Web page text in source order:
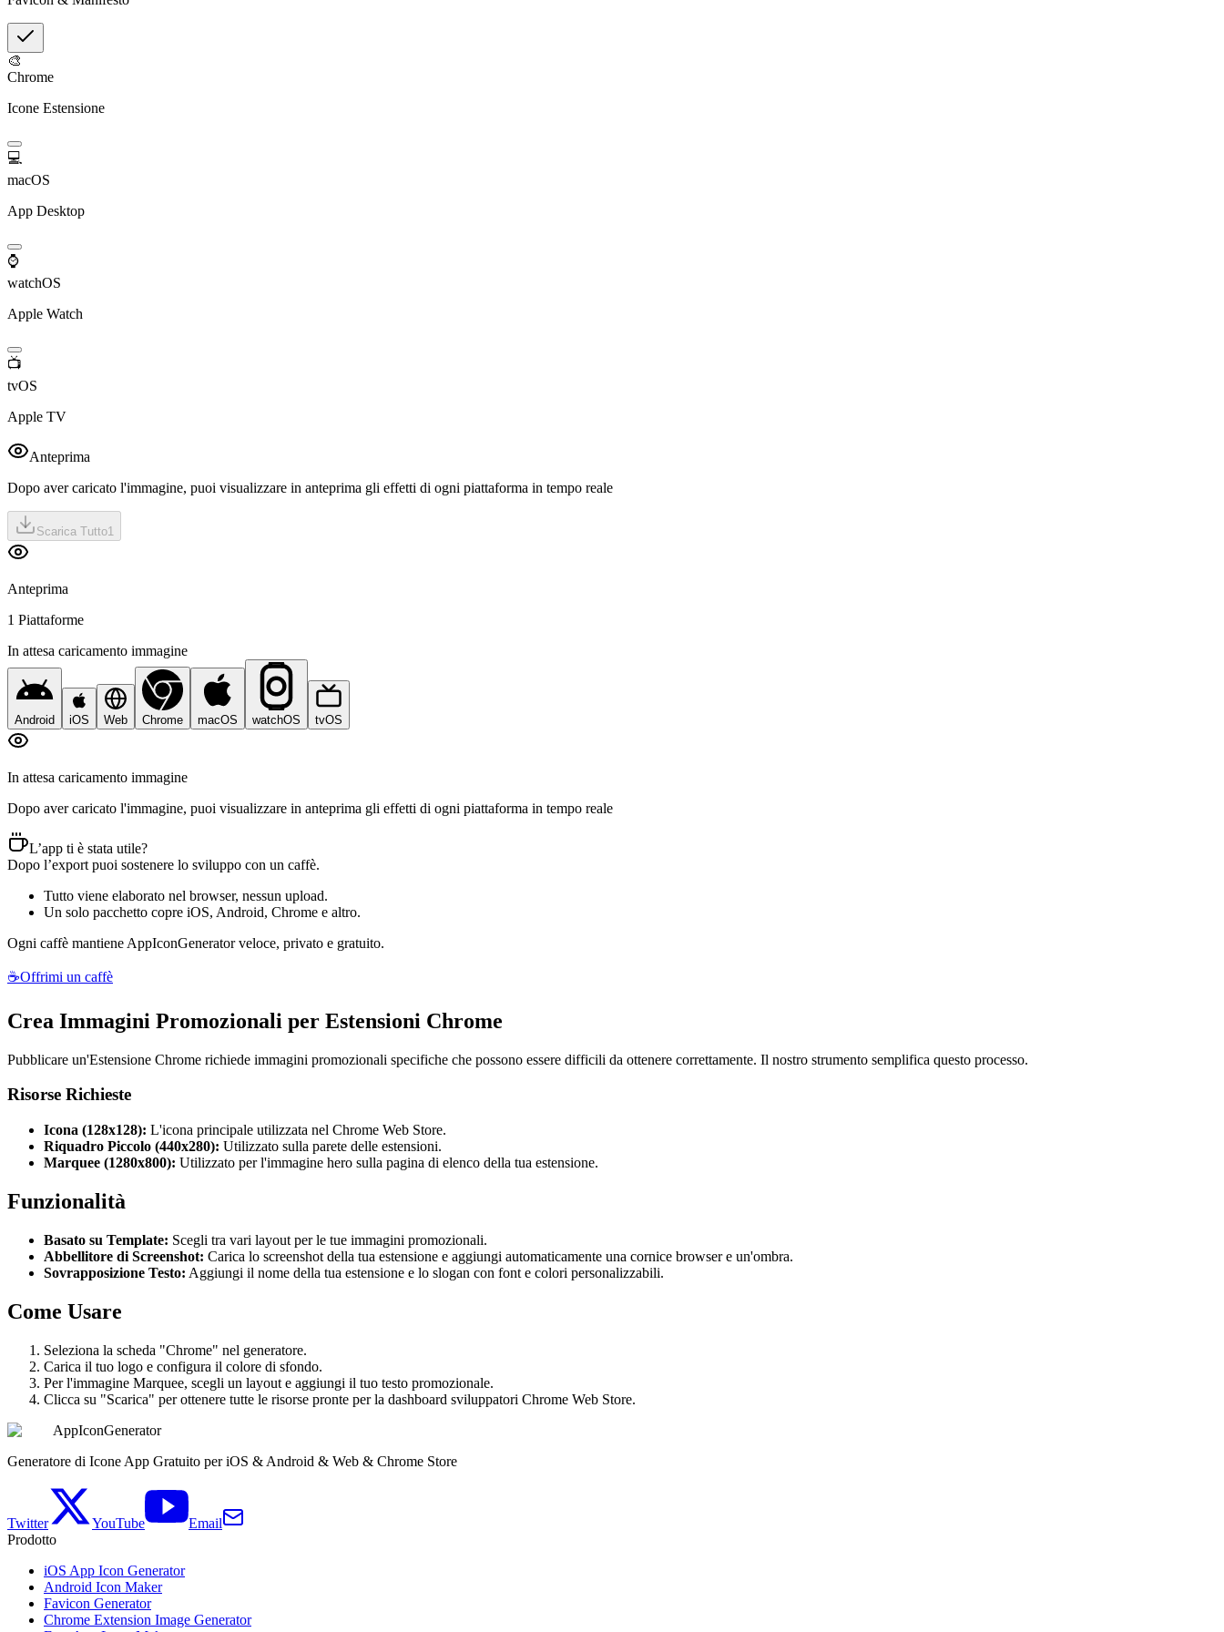
🎨
Chrome
Icone Estensione
💻
macOS
App Desktop
⌚
watchOS
Apple Watch
📺
tvOS
Apple TV
Anteprima
Dopo aver caricato l'immagine, puoi visualizzare in anteprima gli effetti di ogni piattaforma in tempo reale
Scarica Tutto1
Anteprima
1 Piattaforme
In attesa caricamento immagine
Android iOS Web Chrome macOS watchOS tvOS
In attesa caricamento immagine
Dopo aver caricato l'immagine, puoi visualizzare in anteprima gli effetti di ogni piattaforma in tempo reale
L’app ti è stata utile?
Dopo l’export puoi sostenere lo sviluppo con un caffè.
Tutto viene elaborato nel browser, nessun upload.
Un solo pacchetto copre iOS, Android, Chrome e altro.
Ogni caffè mantiene AppIconGenerator veloce, privato e gratuito.
☕Offrimi un caffè
Crea Immagini Promozionali per Estensioni Chrome
Pubblicare un'Estensione Chrome richiede immagini promozionali specifiche che possono essere difficili da ottenere correttamente. Il nostro strumento semplifica questo processo.
Risorse Richieste
Icona (128x128): L'icona principale utilizzata nel Chrome Web Store.
Riquadro Piccolo (440x280): Utilizzato sulla parete delle estensioni.
Marquee (1280x800): Utilizzato per l'immagine hero sulla pagina di elenco della tua estensione.
Funzionalità
Basato su Template: Scegli tra vari layout per le tue immagini promozionali.
Abbellitore di Screenshot: Carica lo screenshot della tua estensione e aggiungi automaticamente una cornice browser e un'ombra.
Sovrapposizione Testo: Aggiungi il nome della tua estensione e lo slogan con font e colori personalizzabili.
Come Usare
Seleziona la scheda "Chrome" nel generatore.
Carica il tuo logo e configura il colore di sfondo.
Per l'immagine Marquee, scegli un layout e aggiungi il tuo testo promozionale.
Clicca su "Scarica" per ottenere tutte le risorse pronte per la dashboard sviluppatori Chrome Web Store.
AppIconGenerator
Generatore di Icone App Gratuito per iOS & Android & Web & Chrome Store
Twitter YouTube
Email
Prodotto
iOS App Icon Generator
Android Icon Maker
Favicon Generator
Chrome Extension Image Generator